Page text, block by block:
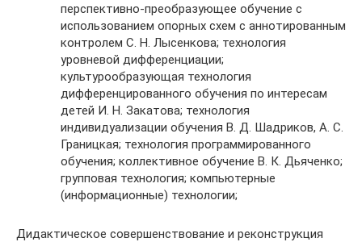
перспективно-преобразующее обучение с
использованием опорных схем с аннотированным
контролем С. Н. Лысенкова; технология
уровневой дифференциации;
культурообразующая технология
дифференцированного обучения по интересам
детей И. Н. Закатова; технология
индивидуализации обучения В. Д. Шадриков, А. С.
Границкая; технология программированного
обучения; коллективное обучение В. К. Дьяченко;
групповая технология; компьютерные
(информационные) технологии;
Дидактическое совершенствование и реконструкция